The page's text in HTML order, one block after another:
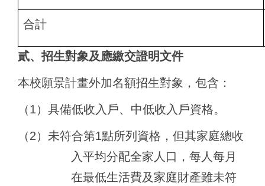
合計
貳、招生對象及應繳交證明文件
本校願景計畫外加名額招生對象，包含：
（1）具備低收入戶、中低收入戶資格。
（2）未符合第1點所列資格，但其家庭總收
入平均分配全家人口，每人每月
在最低生活費及家庭財產雖未符